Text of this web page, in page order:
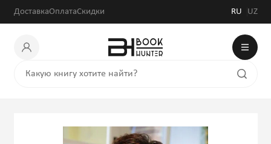
ДоставкаОплатаСкидки RU UZ